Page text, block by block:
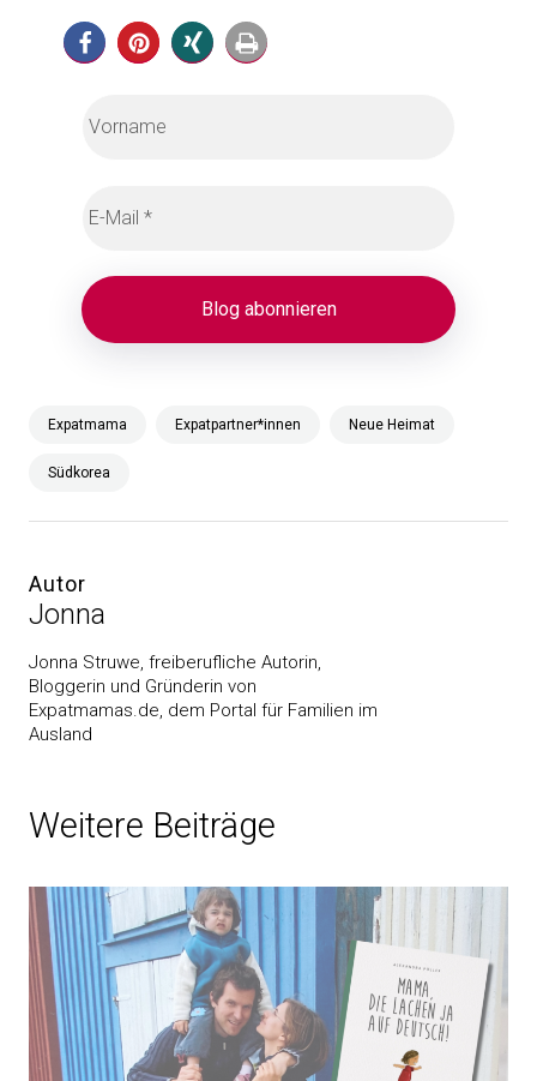
Expatmama Expatpartner*innen Neue Heimat
Südkorea
Autor
Jonna
Jonna Struwe, freiberufliche Autorin,
Bloggerin und Gründerin von
Expatmamas.de, dem Portal für Familien im
Ausland
Weitere Beiträge